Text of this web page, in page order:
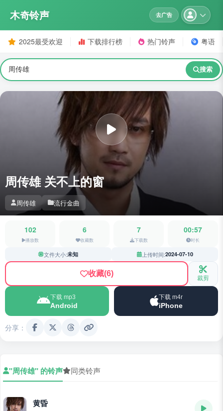
木奇铃声 去广告
2025最受欢迎 下载排行榜 热门铃声 粤语
搜索
周传雄 关不上的窗
周传雄 流行金曲
102
播放数
6
收藏数
7
下载数
00:57
时长
文件大小:未知 上传时间:2024-07-10
收藏(6) 裁剪
下载 mp3
Android
下载 m4r
iPhone
分享：
"周传雄" 的铃声 同类铃声
黄昏